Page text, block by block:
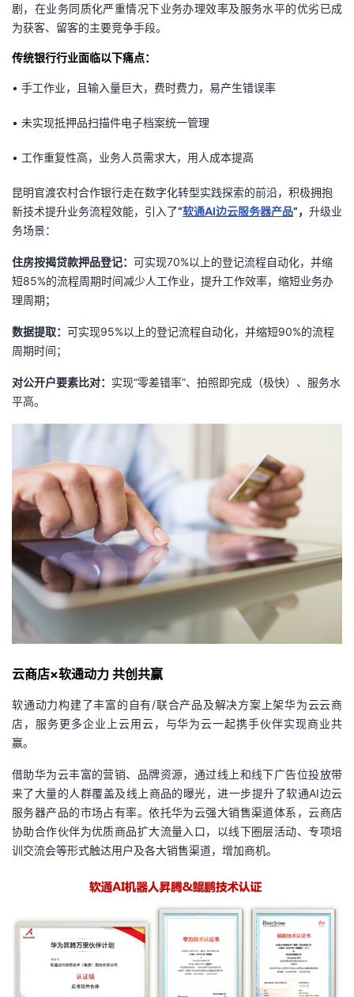
剧，在业务同质化严重情况下业务办理效率及服务水平的优劣已成
为获客、留客的主要竞争手段。
传统银行行业面临以下痛点：
• 手工作业，且输入量巨大，费时费力，易产生错误率
• 未实现抵押品扫描件电子档案统一管理
• 工作重复性高，业务人员需求大，用人成本提高
昆明官渡农村合作银行走在数字化转型实践探索的前沿，积极拥抱
新技术提升业务流程效能，引入了“软通AI边云服务器产品”， 升级业
务场景：
住房按揭贷款押品登记： 可实现70%以上的登记流程自动化，并缩
短85%的流程周期时间减少人工作业，提升工作效率，缩短业务办
理周期；
数据提取： 可实现95%以上的登记流程自动化，并缩短90%的流程
周期时间；
对公开户要素比对： 实现“零差错率”、拍照即完成（极快）、服务水
平高。
云商店×软通动力 共创 共赢
软通动力构建了丰富的自有/联合产品及解决方案上架华为云云商
店，服务更多企业上云用云，与华为云一起携手伙伴实现商业共
赢。
借助华为云丰富的营销、品牌资源，通过线上和线下广告位投放带
来了大量的人群覆盖及线上商品的曝光，进一步提升了软通AI边云
服务器产品的市场占有率。依托华为云强大销售渠道体系，云商店
协助合作伙伴为优质商品扩大流量入口，以线下圈层活动、专项培
训交流会等形式触达用户及各大销售渠道，增加商机。